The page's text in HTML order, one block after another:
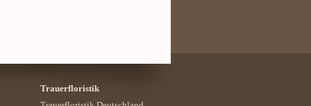
Trauerfloristik